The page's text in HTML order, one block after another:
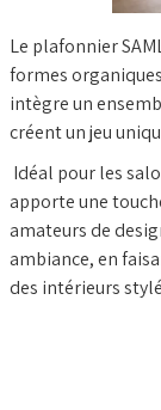
Le plafonnier
formes
intègre un
créent un jeu
Idéal pour les
apporte une
amateurs de
ambiance, en
des intérieurs